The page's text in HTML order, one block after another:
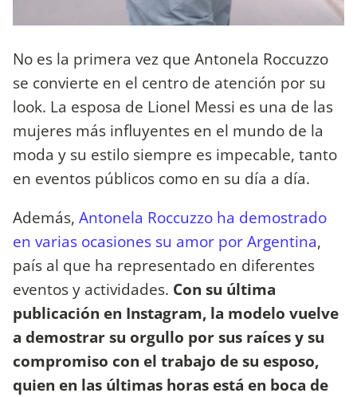
No es la primera vez que Antonela Roccuzzo
se convierte en el centro de atención por su
look. La esposa de Lionel Messi es una de las
mujeres más influyentes en el mundo de la
moda y su estilo siempre es impecable, tanto
en eventos públicos como en su día a día.
Además, Antonela Roccuzzo ha demostrado
en varias ocasiones su amor por Argentina,
país al que ha representado en diferentes
eventos y actividades. Con su última
publicación en Instagram, la modelo vuelve
a demostrar su orgullo por sus raíces y su
compromiso con el trabajo de su esposo,
quien en las últimas horas está en boca de